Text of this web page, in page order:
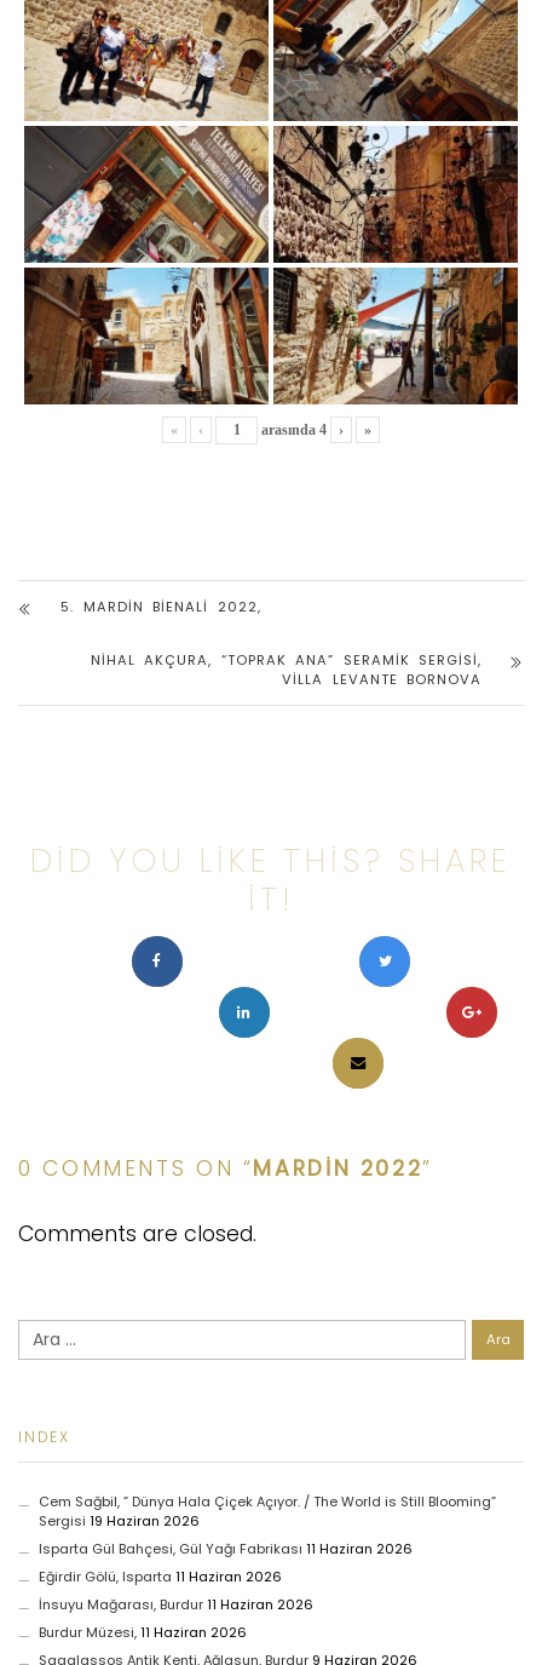
« ‹ arasında 4 › »
5. MARDIN BIENALI 2022,
NIHAL AKÇURA, “TOPRAK ANA” SERAMIK SERGISI,
VILLA LEVANTE BORNOVA
DID YOU LIKE THIS? SHARE
IT!
0 COMMENTS ON “MARDIN 2022”
Comments are closed.
INDEX
Cem Sağbil, ” Dünya Hala Çiçek Açıyor. / The World is Still Blooming”
Sergisi 19 Haziran 2026
Isparta Gül Bahçesi, Gül Yağı Fabrikası 11 Haziran 2026
Eğirdir Gölü, Isparta 11 Haziran 2026
İnsuyu Mağarası, Burdur 11 Haziran 2026
Burdur Müzesi, 11 Haziran 2026
Sagalassos Antik Kenti, Ağlasun, Burdur 9 Haziran 2026